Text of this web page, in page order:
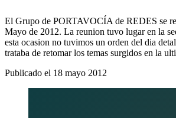
El Grupo de PORTAVOCÍA de REDES se
Mayo de 2012. La reunion tuvo lugar en la
esta ocasion no tuvimos un orden del dia
trataba de retomar los temas surgidos en la
Publicado el 18 mayo 2012